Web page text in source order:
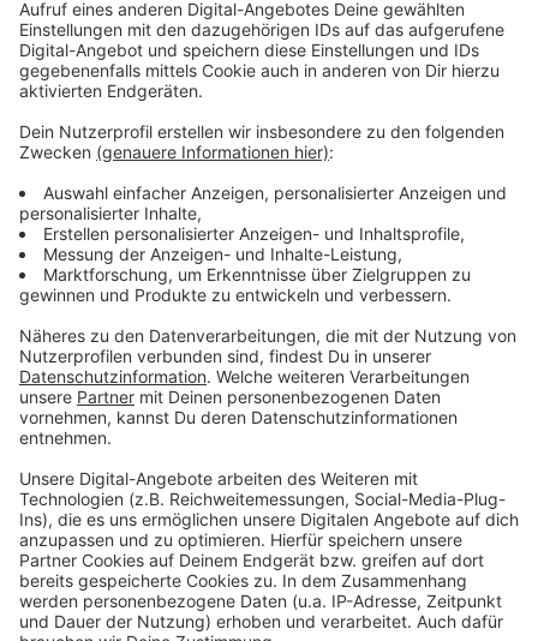
Bundesverdienstkreuz am Bande. Gladbachs
Bürgermeister Frank Stein würdigte die Verstorbene:
„Auch im hohen Alter kämpfte Philomena Franz noch
unermüdlich für Versöhnung und interkulturelles
Miteinander. Sie vermittelte in vielfältiger Weise, dass
sicher, dass ihr Erbe tiefe Wurzeln schlagen wird, und
ich wünsche mir sehr, dass es auch in Zukunft viele
Menschen von ihrem Format gibt, die die Erinnerung
nicht verblassen lassen und einen Zeitgeist prägen,
leben lässt.“
Anzeige
Anzeige